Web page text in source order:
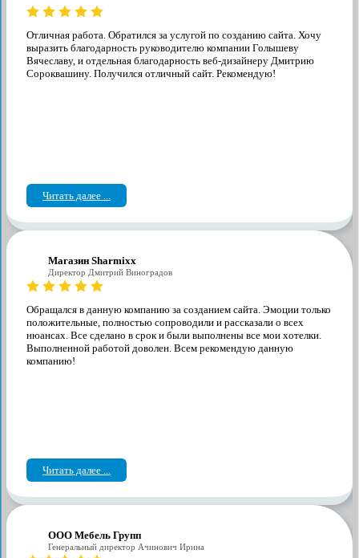
Отличная работа. Обратился за услугой по созданию сайта. Хочу
выразить благодарность руководителю компании Голышеву
Вячеславу, и отдельная благодарность веб-дизайнеру Дмитрию
Сороквашину. Получился отличный сайт. Рекомендую!
Читать далее ...
Магазин Sharmixx
Директор Дмитрий Виноградов
Обращался в данную компанию за созданием сайта. Эмоции только
положительные, полностью сопроводили и рассказали о всех
нюансах. Все сделано в срок и были выполнены все мои хотелки.
Выполненной работой доволен. Всем рекомендую данную
компанию!
Читать далее ...
ООО Мебель Групп
Генеральный директор Ачинович Ирина